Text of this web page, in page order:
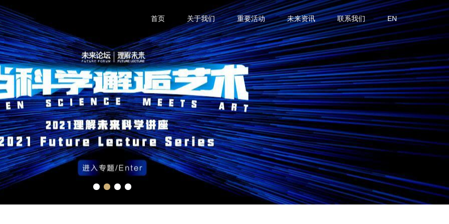
首页 关于我们 重要活动 未来资讯 联系我们 EN